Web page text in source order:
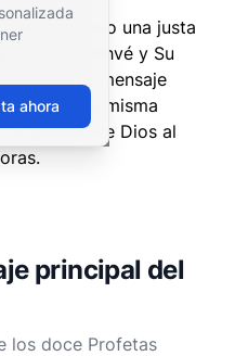
ahora
Nínive como una justa
contra Yahvé y Su
colofón al mensaje
Jonás a la misma
la justicia de Dios al
principal del
los doce Profetas